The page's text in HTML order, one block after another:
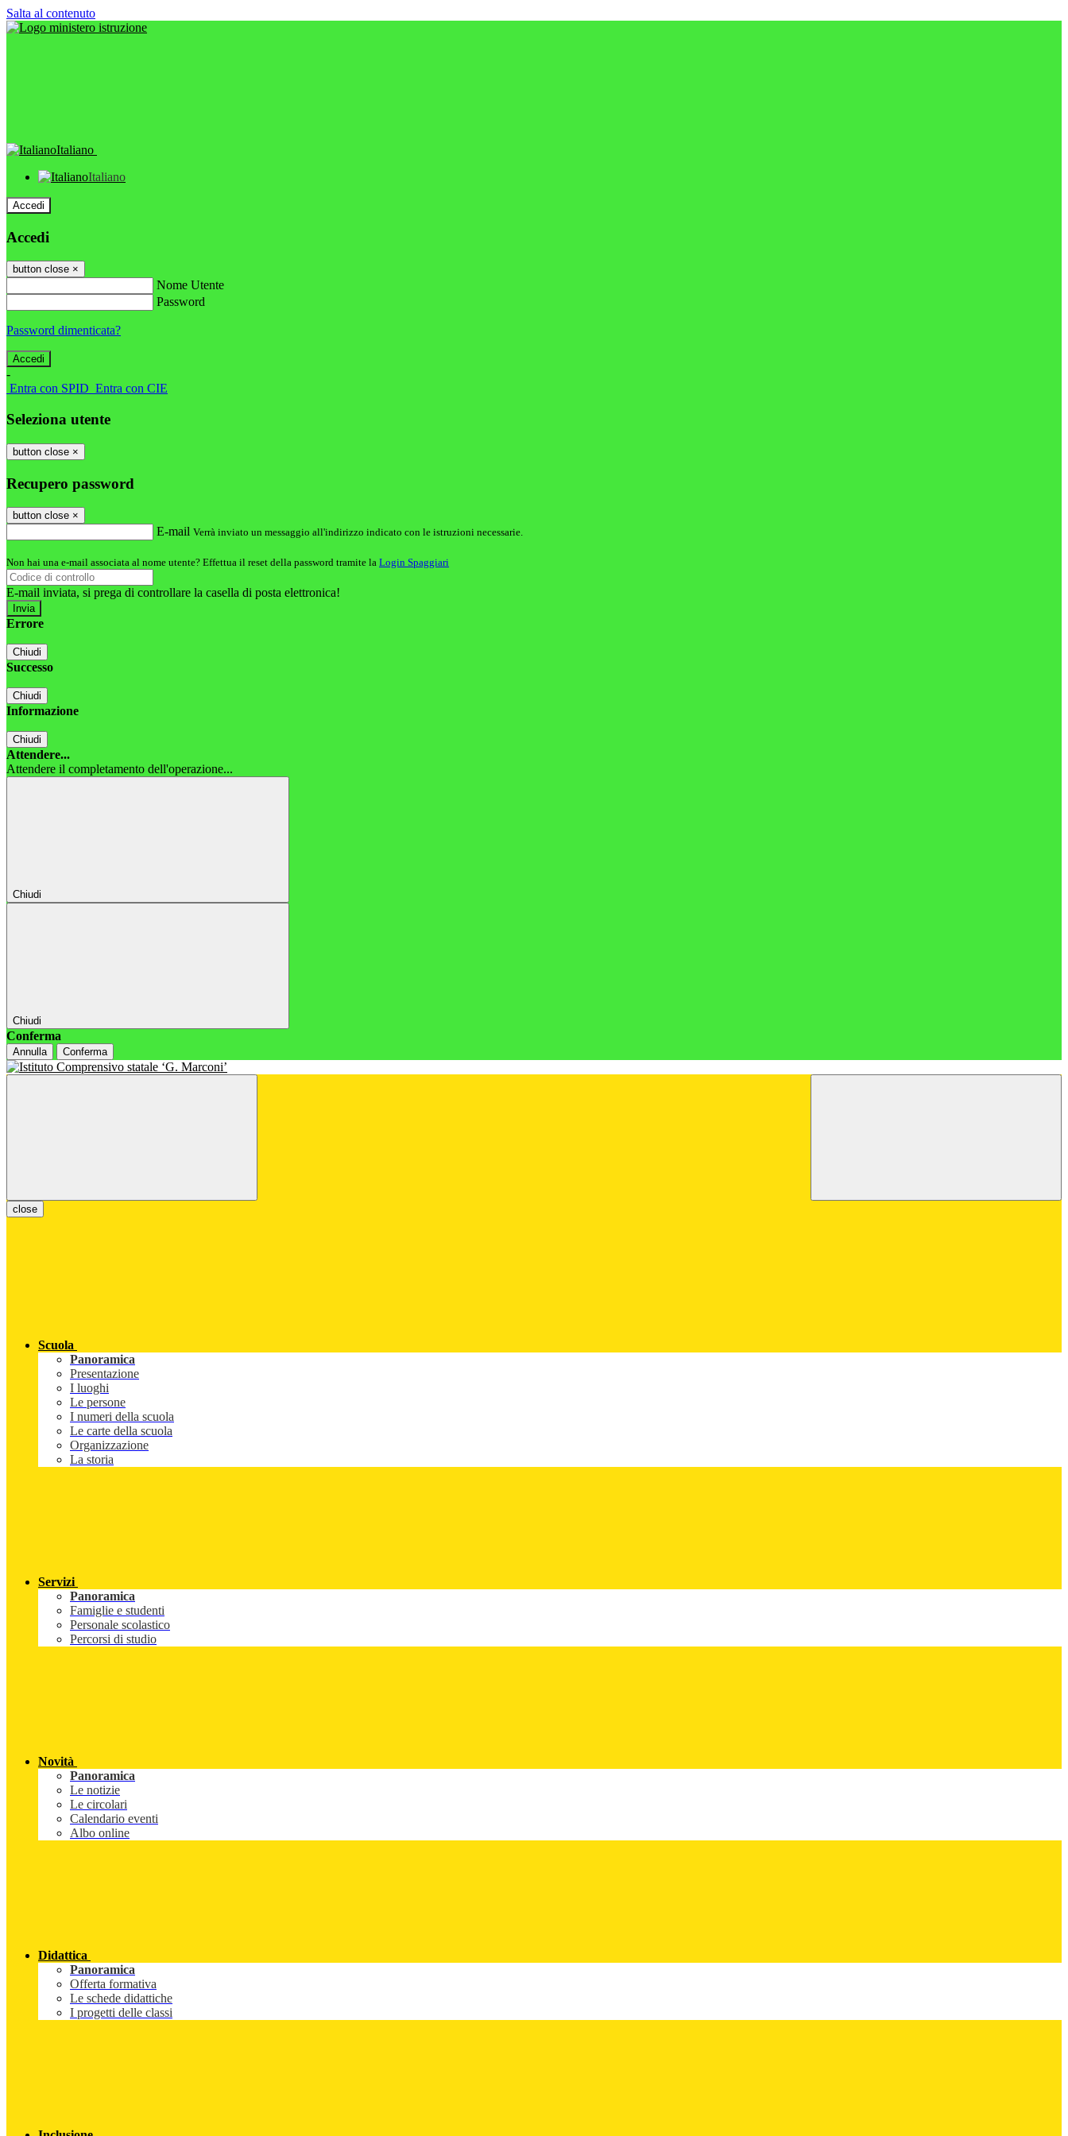
Salta al contenuto
Italiano
Italiano
Accedi
Accedi
button close ×
Nome Utente
Password
Password dimenticata?
-
Entra con SPID Entra con CIE
Seleziona utente
button close ×
Recupero password
button close ×
E-mail Verrà inviato un messaggio all'indirizzo indicato con le istruzioni necessarie.
Non hai una e-mail associata al nome utente? Effettua il reset della password tramite la Login Spaggiari
E-mail inviata, si prega di controllare la casella di posta elettronica!
Errore
Chiudi
Successo
Chiudi
Informazione
Chiudi
Attendere...
Attendere il completamento dell'operazione...
Chiudi
Chiudi
Conferma
Annulla Conferma
close
Scuola
Panoramica
Presentazione
I luoghi
Le persone
I numeri della scuola
Le carte della scuola
Organizzazione
La storia
Servizi
Panoramica
Famiglie e studenti
Personale scolastico
Percorsi di studio
Novità
Panoramica
Le notizie
Le circolari
Calendario eventi
Albo online
Didattica
Panoramica
Offerta formativa
Le schede didattiche
I progetti delle classi